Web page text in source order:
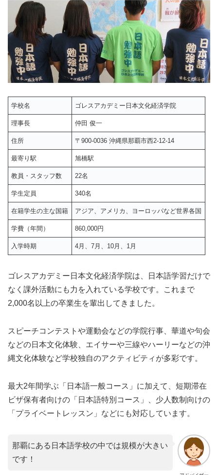
学校名 ゴレスアカデミー日本文化経済学院
理事長 仲田 俊一
住所 〒900-0036 沖縄県那覇市西2-12-14
最寄り駅 旭橋駅
教員・スタッフ数 22名
学生定員 340名
在籍学生の主な国籍 アジア、アメリカ、ヨーロッパなど世界各国
学費（年間） 860,000円
入学時期 4月、7月、10月、1月
ゴレスアカデミー日本文化経済学院は、日本語学習だけで
なく課外活動にも力を入れている学校です。これまで
2,000名以上の卒業生を輩出してきました。
スピーチコンテストや運動会などの学院行事、華道や句会
などの日本文化体験、エイサーや三線やハーリーなどの沖
縄文化体験など学校独自のアクティビティが多彩です。
最大2年間学ぶ「日本語一般コース」に加えて、短期滞在
ビザ保有者向けの「日本語特別コース」、少人数制向けの
「プライベートレッスン」などにも対応しています。
那覇にある日本語学校の中では規模が大きい
です！